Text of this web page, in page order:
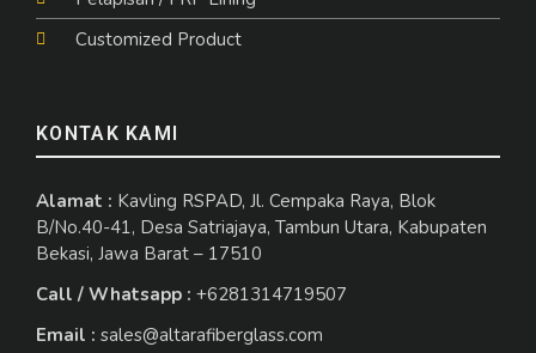
Customized Product
KONTAK KAMI
Alamat : Kavling RSPAD, Jl. Cempaka Raya, Blok
B/No.40-41, Desa Satriajaya, Tambun Utara, Kabupaten
Bekasi, Jawa Barat – 17510
Call / Whatsapp : +6281314719507
Email : sales@altarafiberglass.com